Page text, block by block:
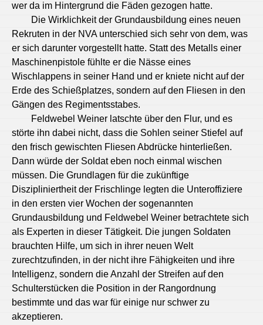
wer da im Hintergrund die Fäden gezogen hatte.
Die Wirklichkeit der Grundausbildung eines neuen
Rekruten in der NVA unterschied sich sehr von dem, was
er sich darunter vorgestellt hatte. Statt des Metalls einer
Maschinenpistole fühlte er die Nässe eines
Wischlappens in seiner Hand und er kniete nicht auf der
Erde des Schießplatzes, sondern auf den Fliesen in den
Gängen des Regimentsstabes.
Feldwebel Weiner latschte über den Flur, und es
störte ihn dabei nicht, dass die Sohlen seiner Stiefel auf
den frisch gewischten Fliesen Abdrücke hinterließen.
Dann würde der Soldat eben noch einmal wischen
müssen. Die Grundlagen für die zukünftige
Diszipliniertheit der Frischlinge legten die Unteroffiziere
in den ersten vier Wochen der sogenannten
Grundausbildung und Feldwebel Weiner betrachtete sich
als Experten in dieser Tätigkeit. Die jungen Soldaten
brauchten Hilfe, um sich in ihrer neuen Welt
zurechtzufinden, in der nicht ihre Fähigkeiten und ihre
Intelligenz, sondern die Anzahl der Streifen auf den
Schulterstücken die Position in der Rangordnung
bestimmte und das war für einige nur schwer zu
akzeptieren.